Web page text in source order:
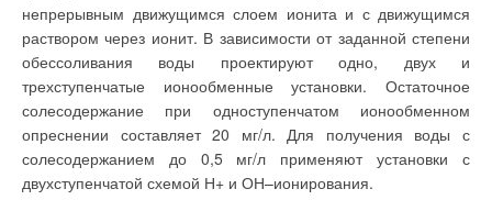
непрерывным движущимся слоем ионита и с движущимся
раствором через ионит. В зависимости от заданной степени
обессоливания воды проектируют одно, двух и
трехступенчатые ионообменные установки. Остаточное
солесодержание при одноступенчатом ионообменном
опреснении составляет 20 мг/л. Для получения воды с
солесодержанием до 0,5 мг/л применяют установки с
двухступенчатой схемой Н+ и ОН–ионирования.
схеме для выравнивания
температур промежуточного
теплоносителя выглядит
ошибочным, т.к. при
нагрева промежуточного
теплоносителя его
температура определяется
и «выравнивается» в
последнем по ходу
теплообменнике.
В ряде случаев к
системе отопления
предъявляются
требования
эффективного расхода
энергии на совместную
ГВС, системами
«теплый пол», а также
совместную работу с
твердотопливным
котлом или другим
источником тепловой